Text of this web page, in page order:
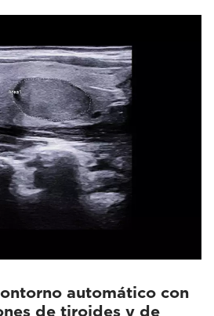
automático con
de tiroides y de